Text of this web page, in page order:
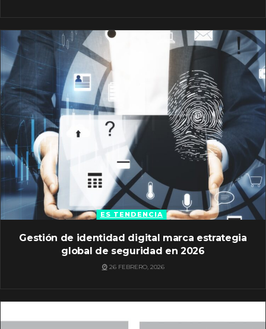
ES TENDENCIA
Gestión de identidad digital marca estrategia
global de seguridad en 2026
26 FEBRERO, 2026